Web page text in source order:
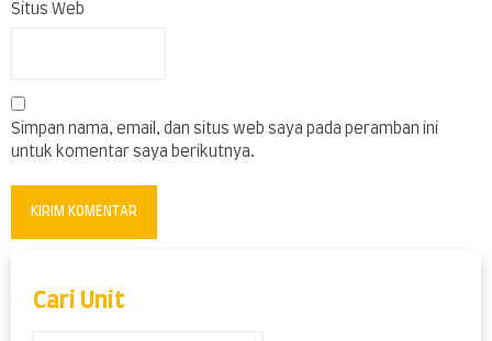
Situs Web
Simpan nama, email, dan situs web saya pada peramban ini
untuk komentar saya berikutnya.
Cari Unit